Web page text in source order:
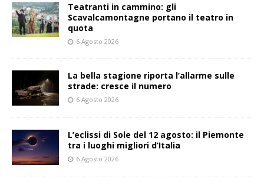
Teatranti in cammino: gli
Scavalcamontagne portano il teatro in
quota
6 Agosto 2026
La bella stagione riporta l’allarme sulle
strade: cresce il numero
6 Agosto 2026
L’eclissi di Sole del 12 agosto: il Piemonte
tra i luoghi migliori d’Italia
6 Agosto 2026